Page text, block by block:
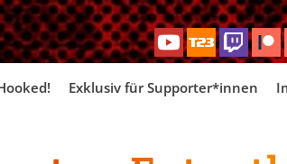
Exklusiv für Supporter*innen